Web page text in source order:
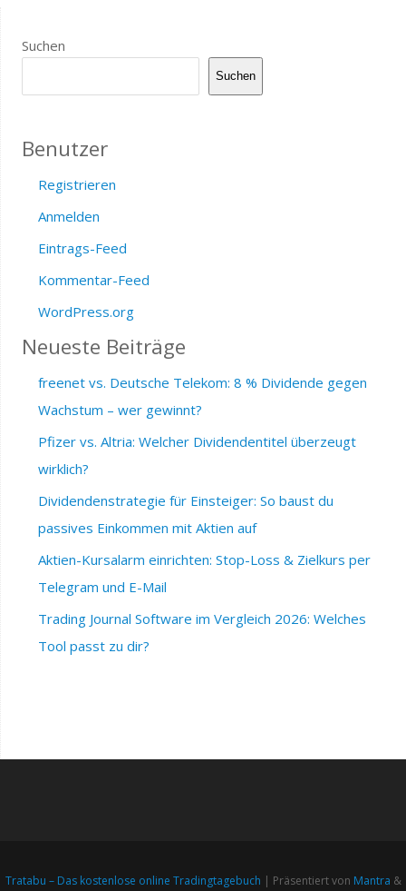
Suchen
Suchen
Benutzer
Registrieren
Anmelden
Eintrags-Feed
Kommentar-Feed
WordPress.org
Neueste Beiträge
freenet vs. Deutsche Telekom: 8 % Dividende gegen
Wachstum – wer gewinnt?
Pfizer vs. Altria: Welcher Dividendentitel überzeugt
wirklich?
Dividendenstrategie für Einsteiger: So baust du
passives Einkommen mit Aktien auf
Aktien-Kursalarm einrichten: Stop-Loss & Zielkurs per
Telegram und E-Mail
Trading Journal Software im Vergleich 2026: Welches
Tool passt zu dir?
Tratabu – Das kostenlose online Tradingtagebuch | Präsentiert von Mantra &